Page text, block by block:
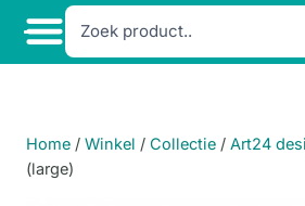
Home / Winkel / Collectie / Art24
(large)